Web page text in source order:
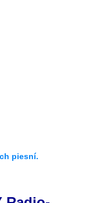
piesní.